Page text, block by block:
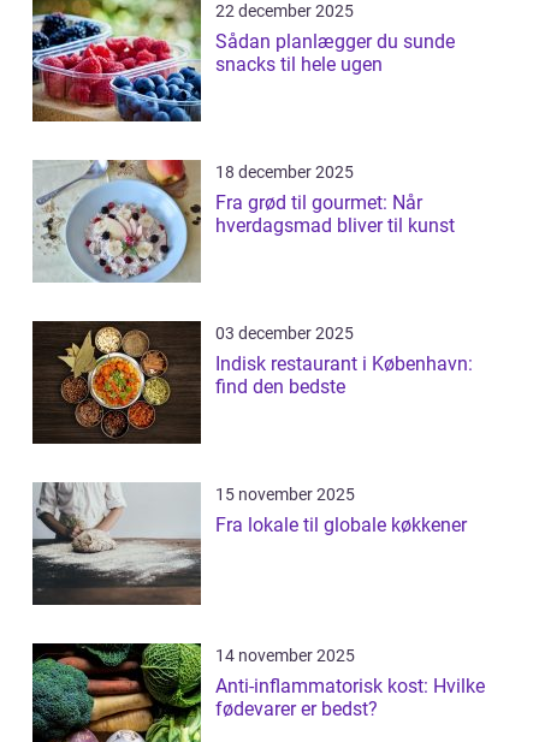
22 december 2025
Sådan planlægger du sunde
snacks til hele ugen
18 december 2025
Fra grød til gourmet: Når
hverdagsmad bliver til kunst
03 december 2025
Indisk restaurant i København:
find den bedste
15 november 2025
Fra lokale til globale køkkener
14 november 2025
Anti-inflammatorisk kost: Hvilke
fødevarer er bedst?